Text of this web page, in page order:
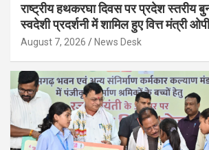
राष्ट्रीय हथकरघा दिवस पर प्रदेश स्तरीय
स्वदेशी प्रदर्शनी में शामिल हुए वित्त मंत्री
August 7, 2026 News Desk